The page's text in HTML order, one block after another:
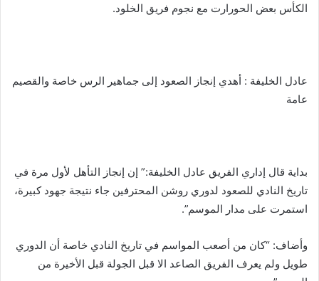
الكأس بعض الحورارت مع نجوم فريق الخلود.
عادل الخليفة : أهدي إنجاز الصعود إلى جماهير الرس خاصة والقصيم
عامة
بداية قال إداري الفريق عادل الخليفة:” إن إنجاز التأهل لأول مرة في
تاريخ النادي للصعود لدوري روشن المحترفين جاء نتيجة جهود كبيرة،
استمرت على مدار الموسم”.
وأضاف: “كان من أصعب المواسم في تاريخ النادي خاصة أن الدوري
طويل ولم يعرف الفريق الصاعد الا قبل الجولة قبل الأخيرة من